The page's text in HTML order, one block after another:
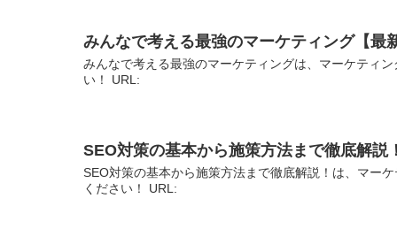
みんなで考える最強のマーケティング【最
みんなで考える最強のマーケティングは、マーケティ
い！ URL:
SEO対策の基本から施策方法まで徹底解説
SEO対策の基本から施策方法まで徹底解説！は、マー
ください！ URL: